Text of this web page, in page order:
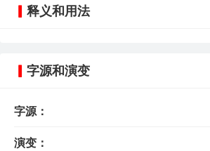
释义和用法
字源和演变
字源：
演变：